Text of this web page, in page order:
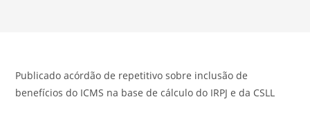
Publicado acórdão de repetitivo sobre inclusão de
benefícios do ICMS na base de cálculo do IRPJ e da CSLL